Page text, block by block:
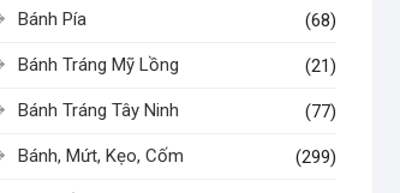
Bánh Pía (68)
Bánh Tráng Mỹ Lồng (21)
Bánh Tráng Tây Ninh (77)
Bánh, Mứt, Kẹo, Cốm (299)